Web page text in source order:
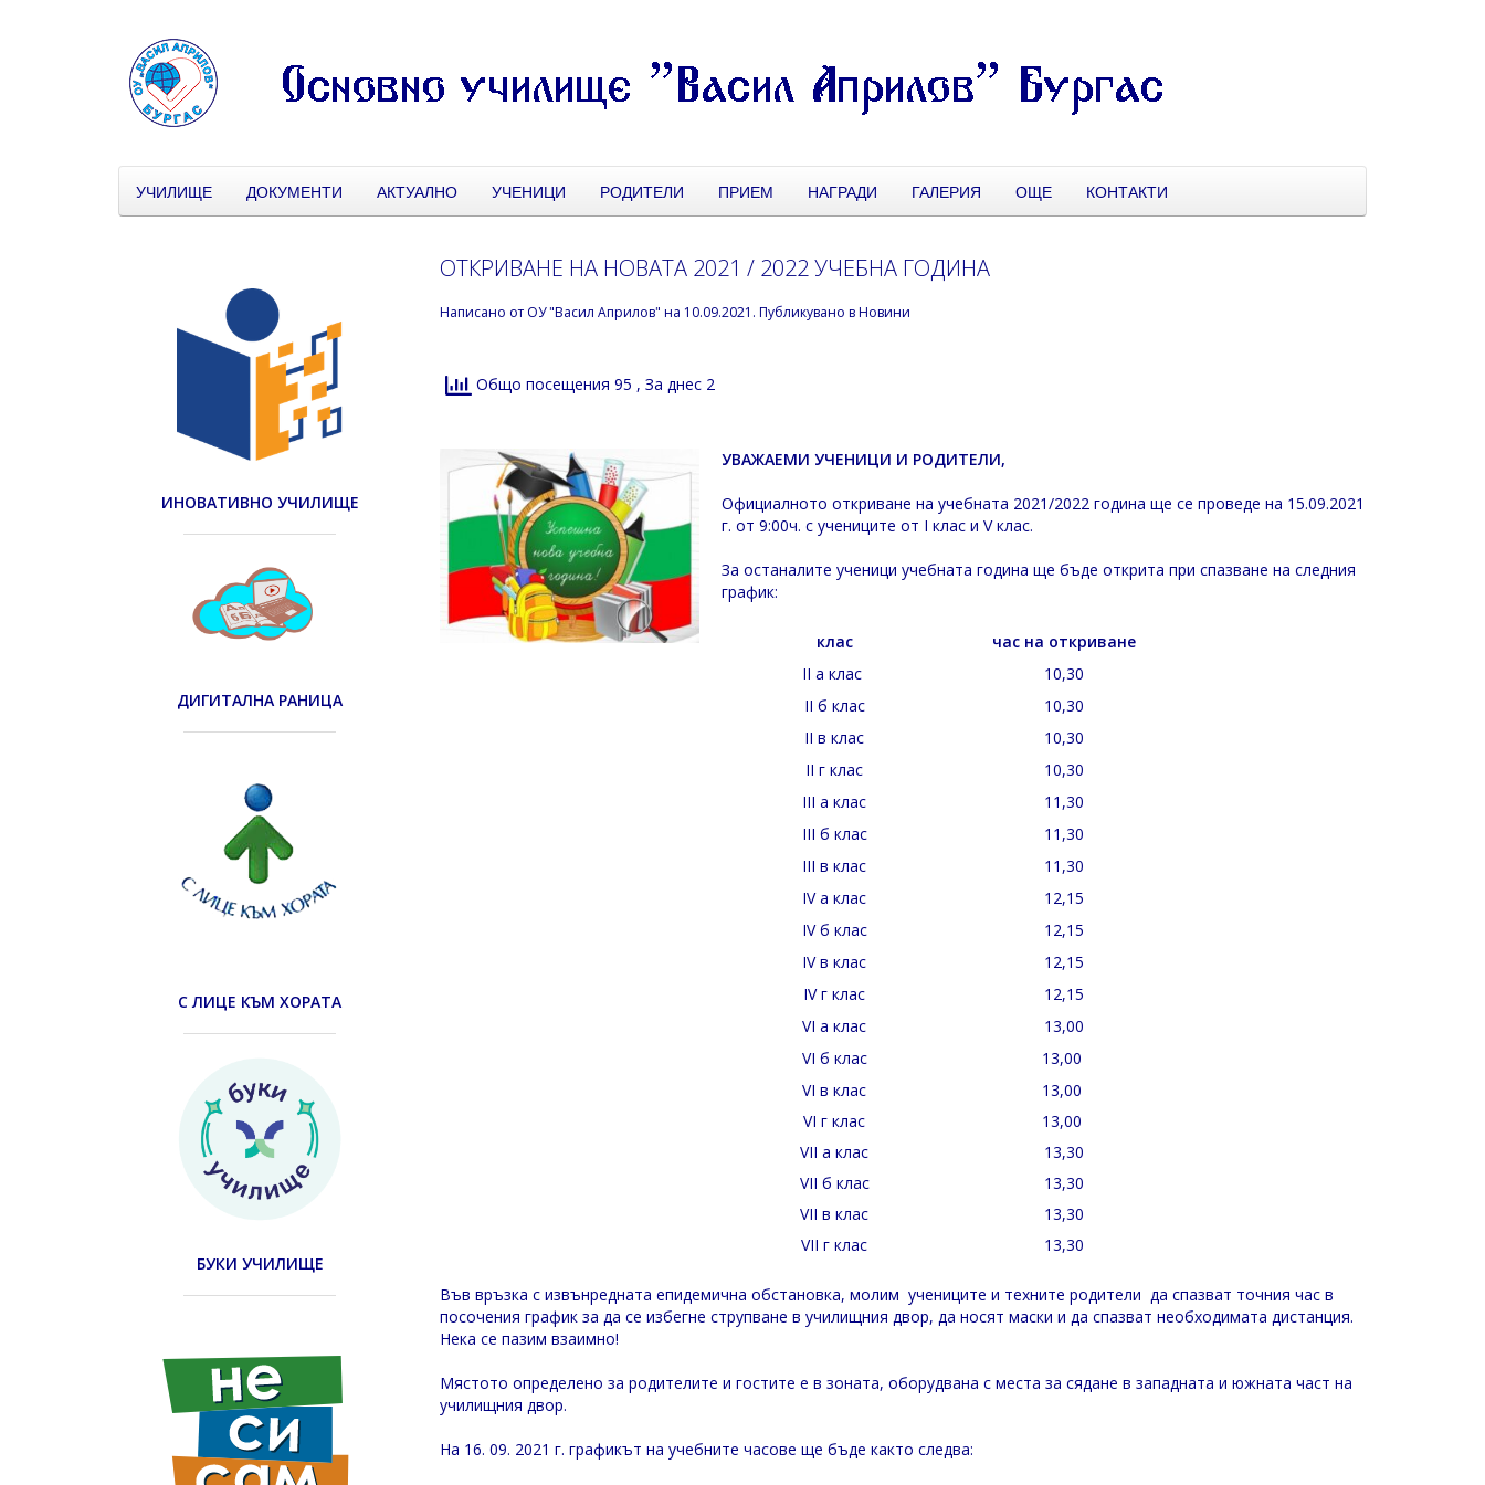
УЧИЛИЩЕ ДОКУМЕНТИ АКТУАЛНО УЧЕНИЦИ РОДИТЕЛИ ПРИЕМ НАГРАДИ ГАЛЕРИЯ ОЩЕ КОНТАКТИ
ОТКРИВАНЕ НА НОВАТА 2021 / 2022 УЧЕБНА ГОДИНА
Написано от ОУ "Васил Априлов" на 10.09.2021 . Публикувано вНовини
Общо посещения 95 , За днес 2
УВАЖАЕМИ УЧЕНИЦИ И РОДИТЕЛИ,
Официалното откриване на учебната 2021/2022 година ще се проведе на 15.09.2021
г. от 9:00ч. с учениците от I клас и V клас.
За останалите ученици учебната година ще бъде открита при спазване на следния
график:
клас
час на откриване
II а клас
10,30
II б клас
10,30
II в клас
10,30
II г клас
10,30
III а клас
11,30
III б клас
11,30
III в клас
11,30
IV а клас
12,15
IV б клас
12,15
IV в клас
12,15
IV г клас
12,15
VI а клас
13,00
VI б клас
13,00
VI в клас
13,00
VI г клас
13,00
VII а клас
13,30
VII б клас
13,30
VII в клас
13,30
VII г клас
13,30
Във връзка с извънредната епидемична обстановка, молим учениците и техните родители да спазват точния час в
посочения график за да се избегне струпване в училищния двор, да носят маски и да спазват необходимата дистанция.
Нека се пазим взаимно!
Мястото определено за родителите и гостите е в зоната, оборудвана с места за сядане в западната и южната част на
училищния двор.
На 16. 09. 2021 г. графикът на учебните часове ще бъде както следва:
ИНОВАТИВНО УЧИЛИЩЕ
ДИГИТАЛНА РАНИЦА
С ЛИЦЕ КЪМ ХОРАТА
БУКИ УЧИЛИЩЕ